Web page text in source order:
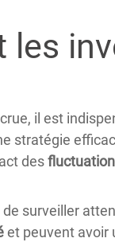
les
il est
stratégie
des
surveiller
et peuvent avoir